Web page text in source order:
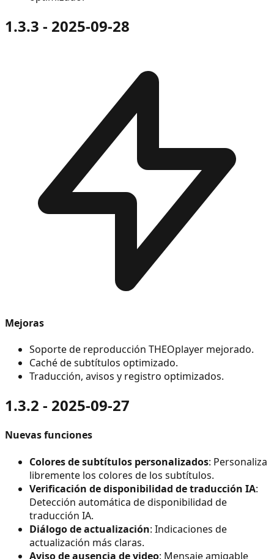
1.3.3 - 2025-09-28
Mejoras
Soporte de reproducción THEOplayer mejorado.
Caché de subtítulos optimizado.
Traducción, avisos y registro optimizados.
1.3.2 - 2025-09-27
Nuevas funciones
Colores de subtítulos personalizados: Personaliza
libremente los colores de los subtítulos.
Verificación de disponibilidad de traducción IA:
Detección automática de disponibilidad de
traducción IA.
Diálogo de actualización: Indicaciones de
actualización más claras.
Aviso de ausencia de video: Mensaje amigable